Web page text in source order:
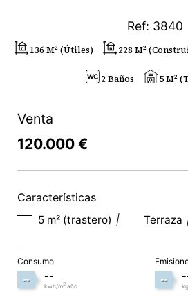
Ref: 3840
136 M² (útiles) 228 M²
2 Baños 5 M²
Venta
120.000 €
Características
5 m² (trastero) Terraza
Consumo
-- --
kwh/m2año
--